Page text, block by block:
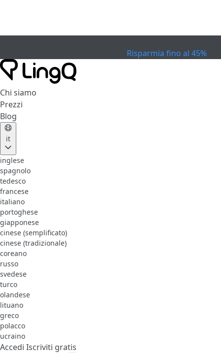
Risparmia fino al 45%
Chi siamo
Prezzi
Blog
it
inglese
spagnolo
tedesco
francese
italiano
portoghese
giapponese
cinese (semplificato)
cinese (tradizionale)
coreano
russo
svedese
turco
olandese
lituano
greco
polacco
ucraino
Accedi Iscriviti gratis